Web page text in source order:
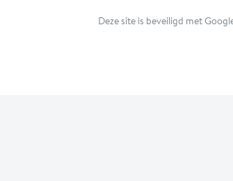
Deze site is beveiligd met